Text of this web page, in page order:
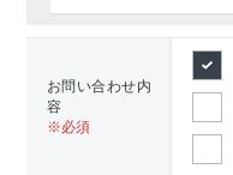
お問い合わせ内
容